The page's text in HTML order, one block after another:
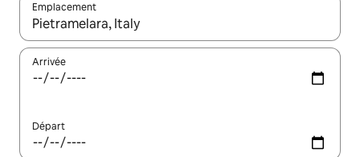
Emplacement
Quand les résultats sont affichés, parcourez-les en utilisant
Arrivée
Départ